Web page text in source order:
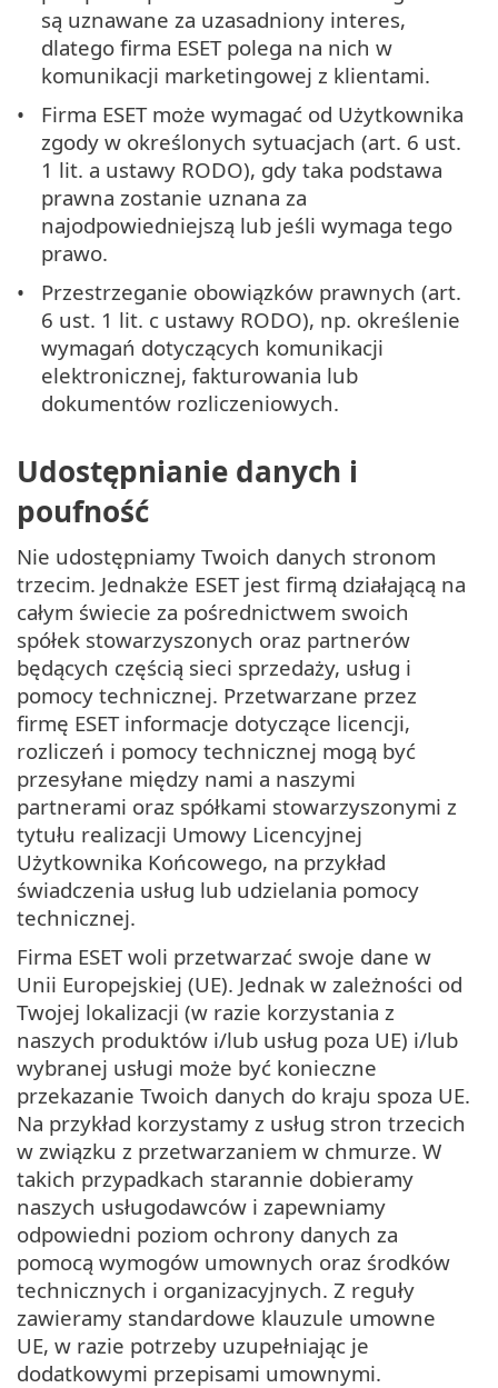
są uznawane za uzasadniony interes,
dlatego firma ESET polega na nich w
komunikacji marketingowej z klientami.
Firma ESET może wymagać od Użytkownika
zgody w określonych sytuacjach (art. 6 ust.
1 lit. a ustawy RODO), gdy taka podstawa
prawna zostanie uznana za
najodpowiedniejszą lub jeśli wymaga tego
prawo.
Przestrzeganie obowiązków prawnych (art.
6 ust. 1 lit. c ustawy RODO), np. określenie
wymagań dotyczących komunikacji
elektronicznej, fakturowania lub
dokumentów rozliczeniowych.
Udostępnianie danych i
poufność
Nie udostępniamy Twoich danych stronom
trzecim. Jednakże ESET jest firmą działającą na
całym świecie za pośrednictwem swoich
spółek stowarzyszonych oraz partnerów
będących częścią sieci sprzedaży, usług i
pomocy technicznej. Przetwarzane przez
firmę ESET informacje dotyczące licencji,
rozliczeń i pomocy technicznej mogą być
przesyłane między nami a naszymi
partnerami oraz spółkami stowarzyszonymi z
tytułu realizacji Umowy Licencyjnej
Użytkownika Końcowego, na przykład
świadczenia usług lub udzielania pomocy
technicznej.
Firma ESET woli przetwarzać swoje dane w
Unii Europejskiej (UE). Jednak w zależności od
Twojej lokalizacji (w razie korzystania z
naszych produktów i/lub usług poza UE) i/lub
wybranej usługi może być konieczne
przekazanie Twoich danych do kraju spoza UE.
Na przykład korzystamy z usług stron trzecich
w związku z przetwarzaniem w chmurze. W
takich przypadkach starannie dobieramy
naszych usługodawców i zapewniamy
odpowiedni poziom ochrony danych za
pomocą wymogów umownych oraz środków
technicznych i organizacyjnych. Z reguły
zawieramy standardowe klauzule umowne
UE, w razie potrzeby uzupełniając je
dodatkowymi przepisami umownymi.